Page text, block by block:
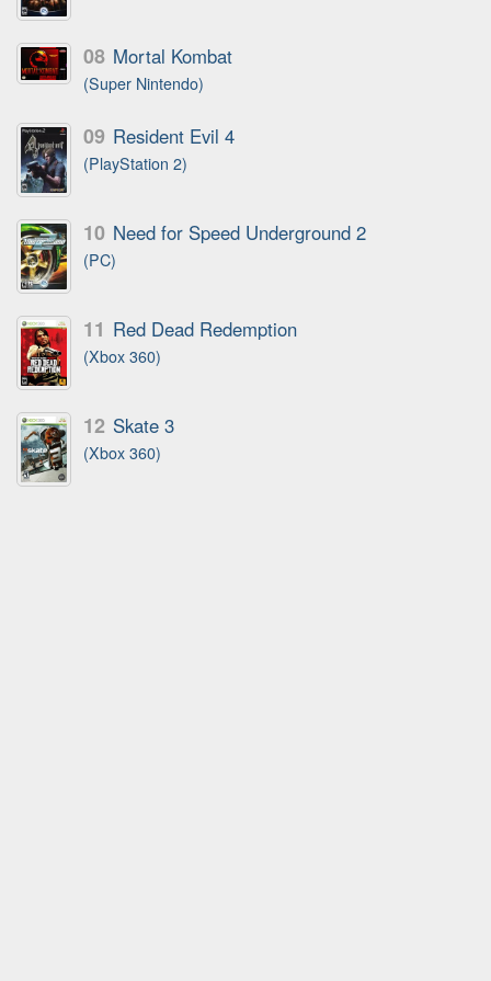
08 Mortal Kombat
(Super Nintendo)
09 Resident Evil 4
(PlayStation 2)
10 Need for Speed Underground 2
(PC)
11 Red Dead Redemption
(Xbox 360)
12 Skate 3
(Xbox 360)